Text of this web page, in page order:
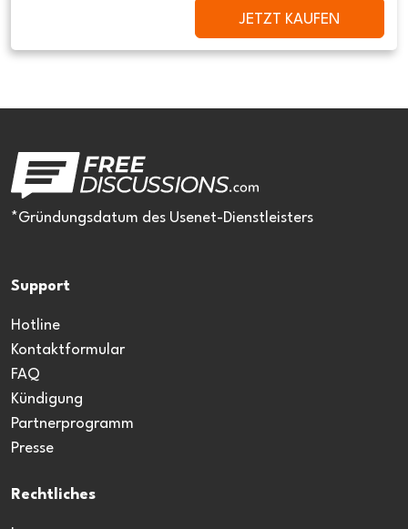
JETZT KAUFEN
*Gründungsdatum des Usenet-Dienstleisters
Support
Hotline
Kontaktformular
FAQ
Kündigung
Partnerprogramm
Presse
Rechtliches